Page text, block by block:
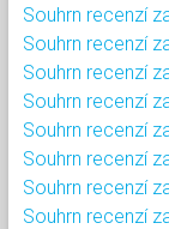
Souhrn recenzí
Souhrn recenzí
Souhrn recenzí
Souhrn recenzí
Souhrn recenzí
Souhrn recenzí
Souhrn recenzí
Souhrn recenzí